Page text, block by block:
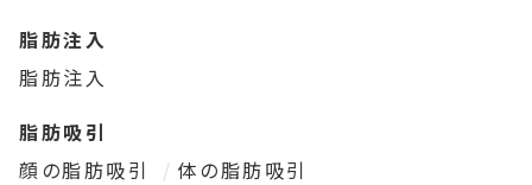
脂肪注入
脂肪注入
脂肪吸引
顔の脂肪吸引
体の脂肪吸引